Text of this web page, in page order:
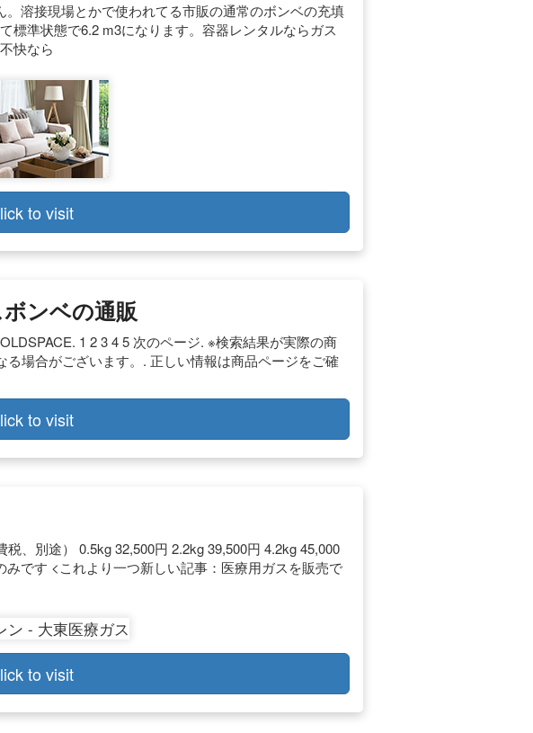
溶接現場とかで使われてる市販の通常のボンベの充填
標準状態で6.2 m3になります。容器レンタルならガス
快なら
to visit
ンベの通販
1 2 3 4 5 次のページ. ※検索結果が実際の商
場合がございます。. 正しい情報は商品ページをご確
to visit
、別途） 0.5kg 32,500円 2.2kg 39,500円 4.2kg 45,000
です <これより一つ新しい記事：医療用ガスを販売で
to visit